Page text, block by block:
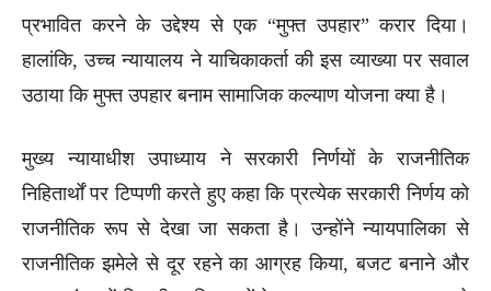
प्रभावित करने के उद्देश्य से एक “मुफ्त उपहार” करार दिया।
हालांकि, उच्च न्यायालय ने याचिकाकर्ता की इस व्याख्या पर सवाल
उठाया कि मुफ्त उपहार बनाम सामाजिक कल्याण योजना क्या है।
मुख्य न्यायाधीश उपाध्याय ने सरकारी निर्णयों के राजनीतिक
निहितार्थों पर टिप्पणी करते हुए कहा कि प्रत्येक सरकारी निर्णय को
राजनीतिक रूप से देखा जा सकता है। उन्होंने न्यायपालिका से
राजनीतिक झमेले से दूर रहने का आग्रह किया, बजट बनाने और